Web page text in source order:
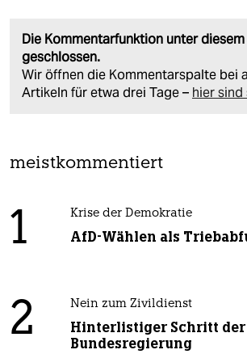
Die Kommentarfunktion unter
geschlossen.
Wir öffnen die Kommentarspalte bei
Artikeln für etwa drei Tage – hier sind
meistkommentiert
1 Krise der Demokratie
AfD-Wählen als
2 Nein zum Zivildienst
Hinterlistiger Schritt der
Bundesregierung